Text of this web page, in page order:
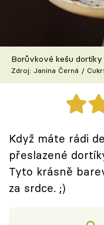
TV Program
Škola vaření
Recepty z TV
Speciál: Cuketa
Těhotnej kuchař
Sledujte prima+
Borůvkové kešu dortíky
Zdroj: Janina Černá /
Když máte rádi
přeslazené
Tyto krásně
za srdce. ;)